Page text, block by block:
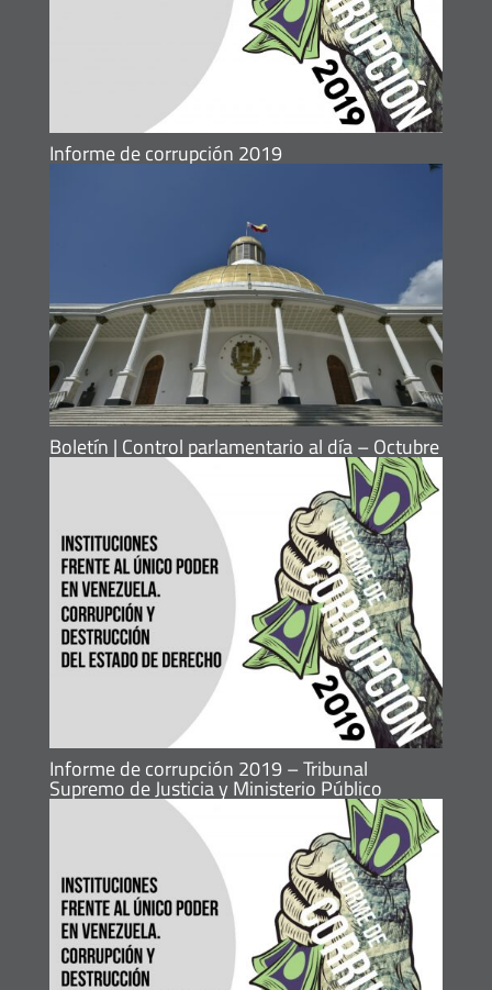
Informe de corrupción 2019
Boletín | Control parlamentario al día – Octubre
Informe de corrupción 2019 – Tribunal
Supremo de Justicia y Ministerio Público